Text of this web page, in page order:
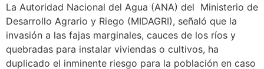
La Autoridad Nacional del Agua (ANA) del Ministerio de
Desarrollo Agrario y Riego (MIDAGRI), señaló que la
invasión a las fajas marginales, cauces de los ríos y
quebradas para instalar viviendas o cultivos, ha
duplicado el inminente riesgo para la población en caso